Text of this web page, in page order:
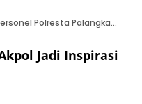
Polresta Palangka…
Jadi Inspirasi